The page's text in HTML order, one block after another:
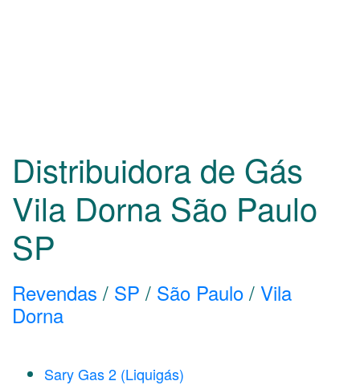
Distribuidora de Gás
Vila Dorna São Paulo
SP
Revendas / SP / São Paulo / Vila
Dorna
Sary Gas 2 (Liquigás)